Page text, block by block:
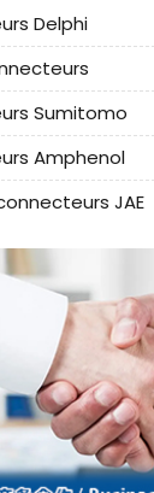
Delphi
Sumitomo
Amphenol
JAE